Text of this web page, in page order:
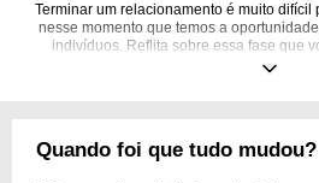
Terminar um relacionamento é muito difícil
nesse momento que temos a
indivíduos. Reflita sobre essa fase que
enxergar tudo de uma
Quando foi que tudo mudou?